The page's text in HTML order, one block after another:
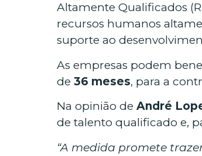
Altamente Qualificados
recursos humanos
suporte ao
As empresas podem
de 36 meses, para a
Na opinião de André
de talento qualificado e,
“A medida promete